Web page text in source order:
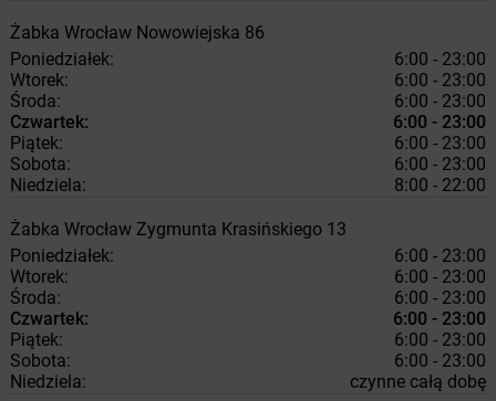
Żabka Wrocław Nowowiejska 86
Poniedziałek:
6:00 - 23:00
Wtorek:
6:00 - 23:00
Środa:
6:00 - 23:00
Czwartek:
6:00 - 23:00
Piątek:
6:00 - 23:00
Sobota:
6:00 - 23:00
Niedziela:
8:00 - 22:00
Żabka Wrocław Zygmunta Krasińskiego 13
Poniedziałek:
6:00 - 23:00
Wtorek:
6:00 - 23:00
Środa:
6:00 - 23:00
Czwartek:
6:00 - 23:00
Piątek:
6:00 - 23:00
Sobota:
6:00 - 23:00
Niedziela:
czynne całą dobę